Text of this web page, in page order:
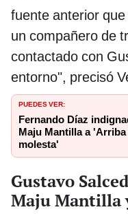
fuente anterior
un compañero de
contactado con
entorno", precisó
PUEDES VER:
Fernando Díaz
Maju Mantilla a
molesta'
Gustavo
Maju Mantilla